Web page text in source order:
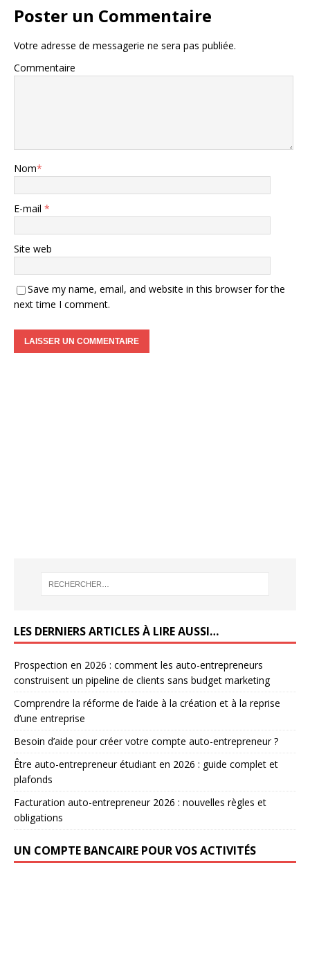
Poster un Commentaire
Votre adresse de messagerie ne sera pas publiée.
Commentaire
Nom*
E-mail *
Site web
Save my name, email, and website in this browser for the
next time I comment.
LES DERNIERS ARTICLES À LIRE AUSSI…
Prospection en 2026 : comment les auto-entrepreneurs
construisent un pipeline de clients sans budget marketing
Comprendre la réforme de l’aide à la création et à la reprise
d’une entreprise
Besoin d’aide pour créer votre compte auto-entrepreneur ?
Être auto-entrepreneur étudiant en 2026 : guide complet et
plafonds
Facturation auto-entrepreneur 2026 : nouvelles règles et
obligations
UN COMPTE BANCAIRE POUR VOS ACTIVITÉS